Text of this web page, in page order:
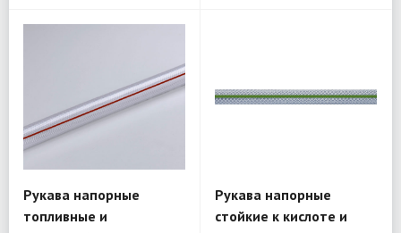
Рукава напорные
топливные и
Рукава напорные
стойкие к кислоте и